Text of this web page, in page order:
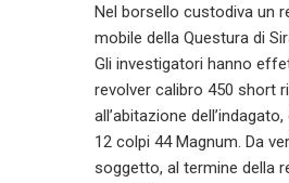
Nel borsello custodiva un
mobile della Questura di
Gli investigatori hanno
revolver calibro 450 short
all’abitazione
12 colpi 44 Magnum. Da
soggetto, al termine della